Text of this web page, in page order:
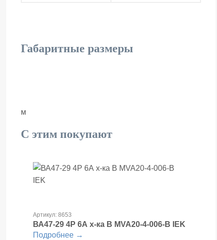
Габаритные размеры
м
С этим покупают
Артикул: 8653
ВА47-29 4Р 6А х-ка В MVA20-4-006-B IEK
Подробнее →